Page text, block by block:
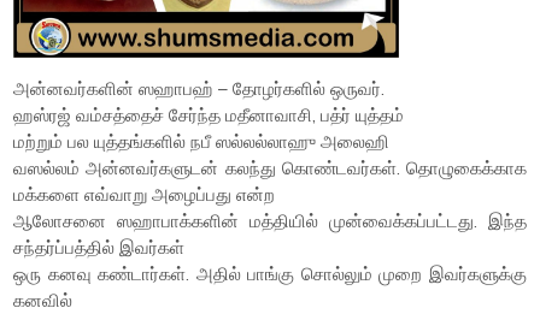
அன்னவர்களின் ஸஹாபஹ் – தோழர்களில் ஒருவர்.
ஹஸ்ரஜ் வம்சத்தைச் சேர்ந்த மதீனாவாசி, பத்ர் யுத்தம்
மற்றும் பல யுத்தங்களில் நபீ ஸல்லல்லாஹு அலைஹி
வஸல்லம் அன்னவர்களுடன் கலந்து கொண்டவர்கள். தொழுகைக்காக
மக்களை எவ்வாறு அழைப்பது என்ற
ஆலோசனை ஸஹாபாக்களின் மத்தியில் முன்வைக்கப்பட்டது. இந்த
சந்தர்ப்பத்தில் இவர்கள்
ஒரு கனவு கண்டார்கள். அதில் பாங்கு சொல்லும் முறை இவர்களுக்கு
கனவில்